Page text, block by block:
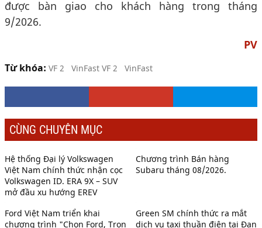
được bàn giao cho khách hàng trong tháng
9/2026.
PV
Từ khóa: VF 2 VinFast VF 2 VinFast
CÙNG CHUYÊN MỤC
Hệ thống Đại lý Volkswagen
Việt Nam chính thức nhận cọc
Volkswagen ID. ERA 9X – SUV
mở đầu xu hướng EREV
Chương trình Bán hàng
Subaru tháng 08/2026.
Ford Việt Nam triển khai
chương trình "Chọn Ford, Trọn
Green SM chính thức ra mắt
dịch vụ taxi thuần điện tại Đan